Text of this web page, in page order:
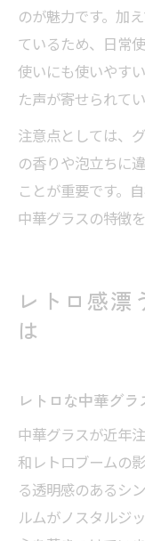
のが魅力です。加
ているため、日常
使いにも使いやす
た声が寄せられてい
注意点としては、
の香りや泡立ちに
ことが重要です。
中華グラスの特徴
レトロ感漂
は
レトロな中華グ
中華グラスが近年
和レトロブームの
る透明感のあるシ
ルムがノスタルジ